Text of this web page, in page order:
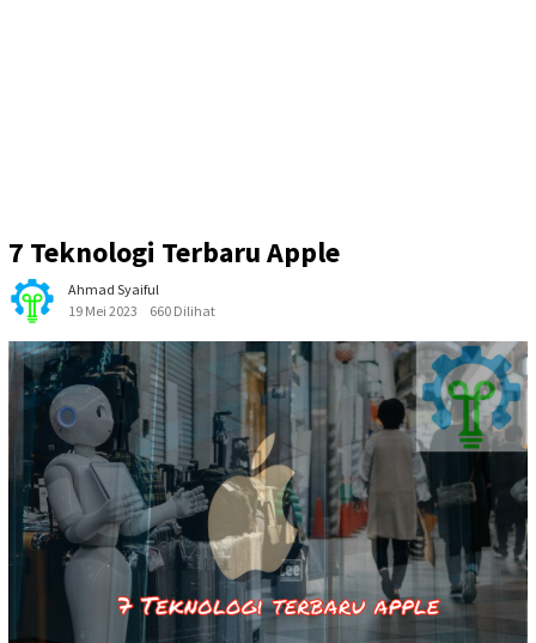
7 Teknologi Terbaru Apple
Ahmad Syaiful
19 Mei 2023
660 Dilihat